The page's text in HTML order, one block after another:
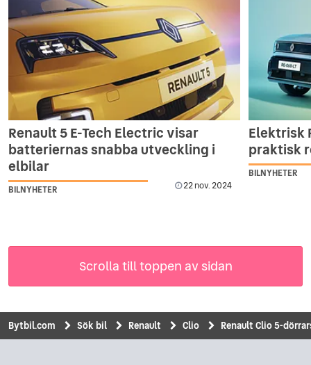
Renault 5 E-Tech Electric visar
batteriernas snabba utveckling i
elbilar
BILNYHETER 22 nov. 2024
Elektrisk
praktisk
BILNYHETER
Scrolla till toppen av sidan
Bytbil.com Sök bil Renault Clio Renault Clio 5-